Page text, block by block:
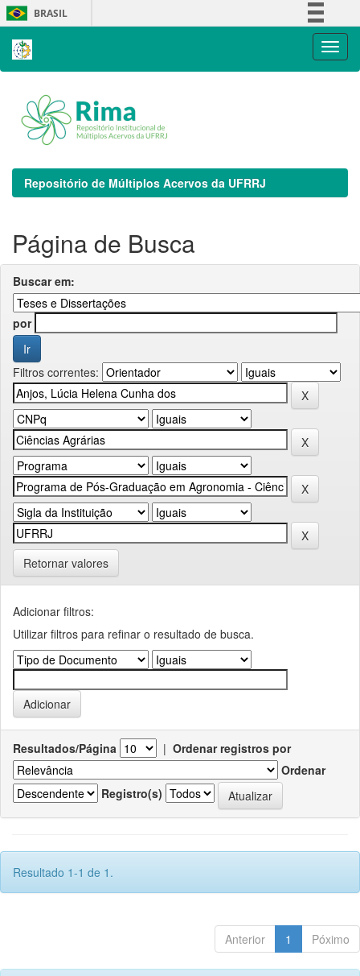
Skip
navigation
BRASIL
Repositório de Múltiplos Acervos da UFRRJ
Página de Busca
Buscar em:
por
Filtros correntes:
Retornar valores
Adicionar filtros:
Utilizar filtros para refinar o resultado de busca.
Resultados/Página | Ordenar registros por
Ordenar
Registro(s)
Resultado 1-1 de 1.
Anterior 1 Póximo